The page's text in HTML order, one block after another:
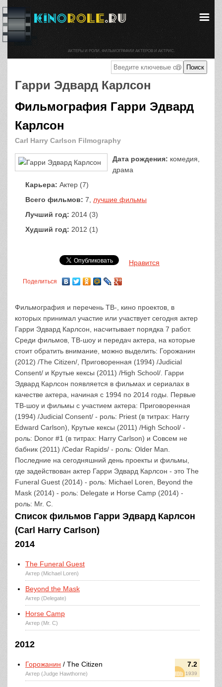
Гарри Эдвард Карлсон
Фильмография Гарри Эдвард
Карлсон
Carl Harry Carlson Filmography
Дата рождения: комедия,
драма
Карьера: Актер (7)
Всего фильмов: 7, лучшие фильмы
Лучший год: 2014 (3)
Худший год: 2012 (1)
Нравится
Поделиться
Фильмография и перечень ТВ-, кино проектов, в
которых принимал участие или участвует сегодня актер
Гарри Эдвард Карлсон, насчитывает порядка 7 работ.
Среди фильмов, ТВ-шоу и передач актера, на которые
стоит обратить внимание, можно выделить: Горожанин
(2012) /The Citizen/, Приговоренная (1994) /Judicial
Consent/ и Крутые кексы (2011) /High School/. Гарри
Эдвард Карлсон появляется в фильмах и сериалах в
качестве актера, начиная с 1994 по 2014 годы. Первые
ТВ-шоу и фильмы с участием актера: Приговоренная
(1994) /Judicial Consent/ - роль: Priest (в титрах: Harry
Edward Carlson), Крутые кексы (2011) /High School/ -
роль: Donor #1 (в титрах: Harry Carlson) и Совсем не
бабник (2011) /Cedar Rapids/ - роль: Older Man.
Последние на сегодняшний день проекты и фильмы,
где задействован актер Гарри Эдвард Карлсон - это The
Funeral Guest (2014) - роль: Michael Loren, Beyond the
Mask (2014) - роль: Delegate и Horse Camp (2014) -
роль: Mr. C.
Список фильмов Гарри Эдвард Карлсон
(Carl Harry Carlson)
2014
The Funeral Guest
Актер (Michael Loren)
Beyond the Mask
Актер (Delegate)
Horse Camp
Актер (Mr. C)
2012
7.2
1939
Горожанин / The Citizen
Актер (Judge Hawthorne)
АКТЕРЫ И РОЛИ. ФИЛЬМОГРАФИИ АКТЕРОВ И АКТРИС.